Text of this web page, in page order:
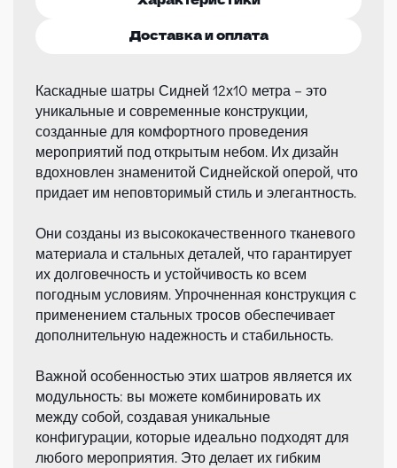
Доставка и оплата
Каскадные шатры Сидней 12х10 метра – это
уникальные и современные конструкции,
созданные для комфортного проведения
мероприятий под открытым небом. Их дизайн
вдохновлен знаменитой Сиднейской оперой, что
придает им неповторимый стиль и элегантность.
Они созданы из высококачественного тканевого
материала и стальных деталей, что гарантирует
их долговечность и устойчивость ко всем
погодным условиям. Упрочненная конструкция с
применением стальных тросов обеспечивает
дополнительную надежность и стабильность.
Важной особенностью этих шатров является их
модульность: вы можете комбинировать их
между собой, создавая уникальные
конфигурации, которые идеально подходят для
любого мероприятия. Это делает их гибким